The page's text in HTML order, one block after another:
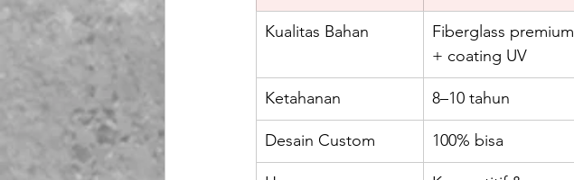
Kualitas Bahan
Fiberglass premium
+ coating UV
Ketahanan 8–10 tahun
Desain Custom 100% bisa